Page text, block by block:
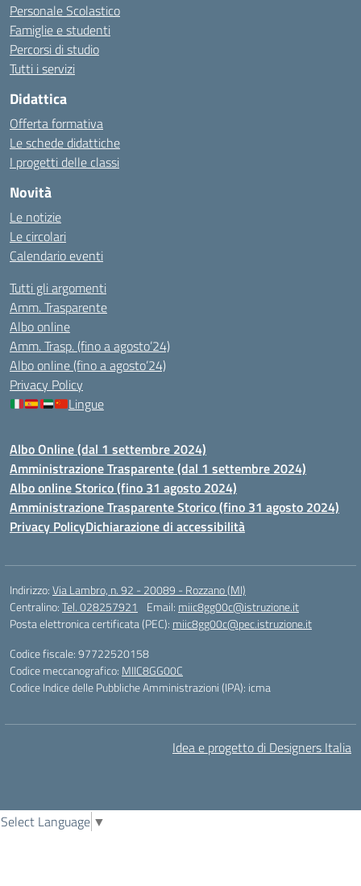
Personale Scolastico
Famiglie e studenti
Percorsi di studio
Tutti i servizi
Didattica
Offerta formativa
Le schede didattiche
I progetti delle classi
Novità
Le notizie
Le circolari
Calendario eventi
Tutti gli argomenti
Amm. Trasparente
Albo online
Amm. Trasp. (fino a agosto’24)
Albo online (fino a agosto’24)
Privacy Policy
Lingue
Albo Online (dal 1 settembre 2024)
Amministrazione Trasparente (dal 1 settembre 2024)
Albo online Storico (fino 31 agosto 2024)
Amministrazione Trasparente Storico (fino 31 agosto 2024)
Privacy PolicyDichiarazione di accessibilità
Indirizzo:Via Lambro, n. 92 - 20089 - Rozzano (MI)
Centralino:Tel. 028257921 Email: miic8gg00c@istruzione.it
Posta elettronica certificata (PEC): miic8gg00c@pec.istruzione.it
Codice fiscale: 97722520158
Codice meccanografico: MIIC8GG00C
Codice Indice delle Pubbliche Amministrazioni (IPA): icma
Idea e progetto di Designers Italia
Select Language ▼